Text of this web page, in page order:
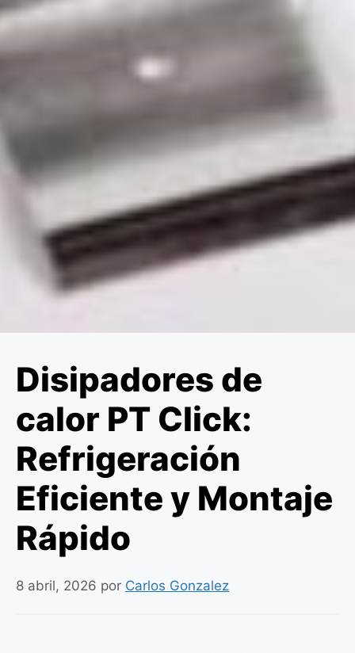
Disipadores de
calor PT Click:
Refrigeración
Eficiente y Montaje
Rápido
8 abril, 2026 por Carlos Gonzalez